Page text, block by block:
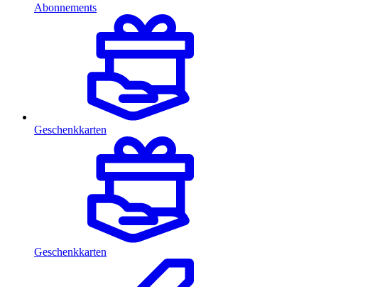
Abonnements
Geschenkkarten
Geschenkkarten